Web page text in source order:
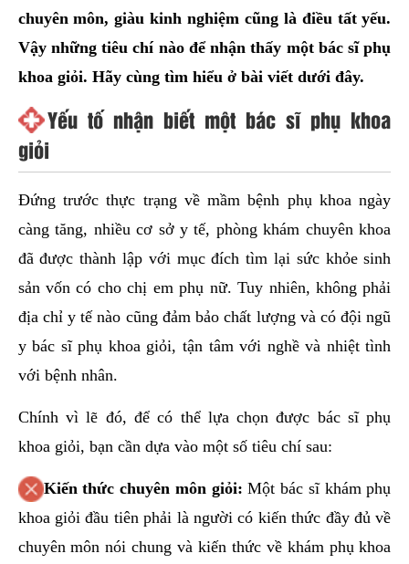
chuyên môn, giàu kinh nghiệm cũng là điều tất yếu.
Vậy những tiêu chí nào để nhận thấy một bác sĩ phụ
khoa giỏi. Hãy cùng tìm hiểu ở bài viết dưới đây.
Yếu tố nhận biết một bác sĩ phụ khoa
giỏi
Đứng trước thực trạng về mầm bệnh phụ khoa ngày
càng tăng, nhiều cơ sở y tế, phòng khám chuyên khoa
đã được thành lập với mục đích tìm lại sức khỏe sinh
sản vốn có cho chị em phụ nữ. Tuy nhiên, không phải
địa chỉ y tế nào cũng đảm bảo chất lượng và có đội ngũ
y bác sĩ phụ khoa giỏi, tận tâm với nghề và nhiệt tình
với bệnh nhân.
Chính vì lẽ đó, để có thể lựa chọn được bác sĩ phụ
khoa giỏi, bạn cần dựa vào một số tiêu chí sau:
Kiến thức chuyên môn giỏi:Một bác sĩ khám phụ
khoa giỏi đầu tiên phải là người có kiến thức đầy đủ về
chuyên môn nói chung và kiến thức về khám phụ khoa